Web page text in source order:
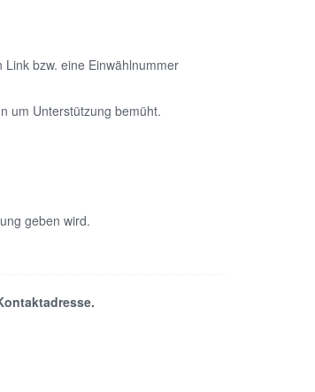
bzw. eine Einwählnummer
um Unterstützung bemüht.
geben wird.